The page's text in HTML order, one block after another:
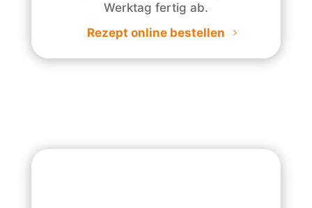
Werktag fertig ab.
Rezept online bestellen